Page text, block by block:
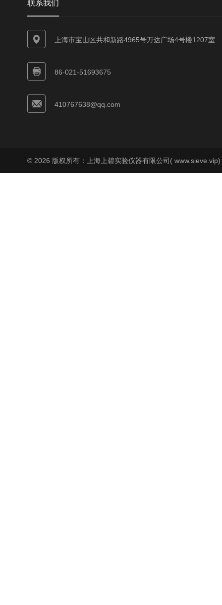
联系我们
上海市宝山区共和新路4965号万达广场4号楼1207室
86-021-51693675
410767638@qq.com
© 2026 版权所有：上海上碧实验仪器有限公司(